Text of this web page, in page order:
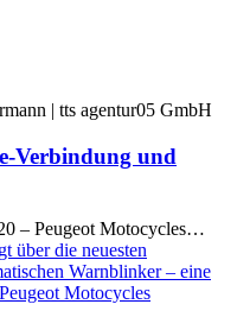
| tts agentur05 GmbH
Verbindung und
– Peugeot Motocycles…